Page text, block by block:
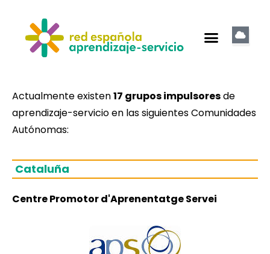
Actualmente existen17 grupos impulsoresde
aprendizaje-servicio en las siguientes Comunidades
Autónomas:
Cataluña
Centre Promotor d'Aprenentatge Servei